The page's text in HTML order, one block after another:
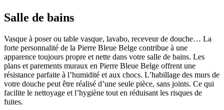
Salle de bains
Vasque à poser ou table vasque, lavabo, receveur de douche… La
forte personnalité de la Pierre Bleue Belge contribue à une
apparence toujours propre et nette dans votre salle de bains. Les
plans et parements muraux en Pierre Bleue Belge offrent une
résistance parfaite à l’humidité et aux chocs. L’habillage des murs de
votre douche peut être réalisé d’une seule pièce, sans joints. Ce qui
facilite le nettoyage et l’hygiène tout en réduisant les risques de
fuites.